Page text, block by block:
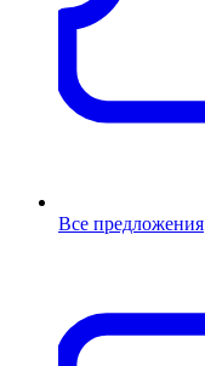
Все предложения